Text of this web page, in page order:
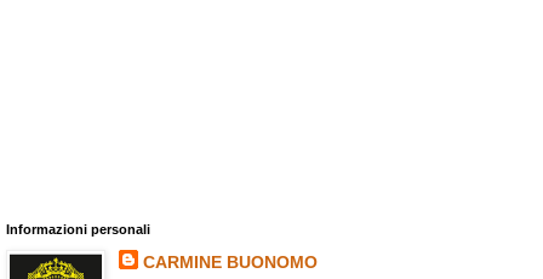
Informazioni personali
CARMINE BUONOMO